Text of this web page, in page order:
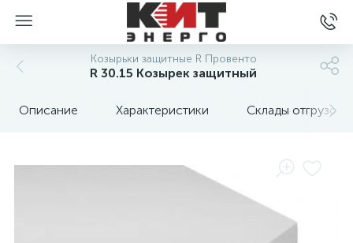
Козырьки защитные R Провенто
R 30.15 Козырек защитный
Описание Характеристики Склады отгрузок